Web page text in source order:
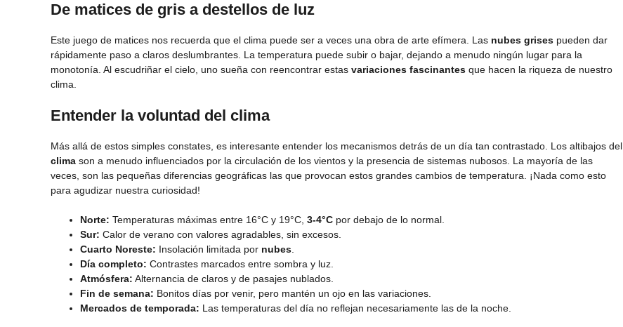
De matices de gris a destellos de luz
Este juego de matices nos recuerda que el clima puede ser a veces una obra de arte efímera. Las nubes grises pueden dar
rápidamente paso a claros deslumbrantes. La temperatura puede subir o bajar, dejando a menudo ningún lugar para la
monotonía. Al escudriñar el cielo, uno sueña con reencontrar estas variaciones fascinantes que hacen la riqueza de nuestro
clima.
Entender la voluntad del clima
Más allá de estos simples constates, es interesante entender los mecanismos detrás de un día tan contrastado. Los altibajos del
clima son a menudo influenciados por la circulación de los vientos y la presencia de sistemas nubosos. La mayoría de las
veces, son las pequeñas diferencias geográficas las que provocan estos grandes cambios de temperatura. ¡Nada como esto
para agudizar nuestra curiosidad!
Norte: Temperaturas máximas entre 16°C y 19°C, 3-4°C por debajo de lo normal.
Sur: Calor de verano con valores agradables, sin excesos.
Cuarto Noreste: Insolación limitada por nubes.
Día completo: Contrastes marcados entre sombra y luz.
Atmósfera: Alternancia de claros y de pasajes nublados.
Fin de semana: Bonitos días por venir, pero mantén un ojo en las variaciones.
Mercados de temporada: Las temperaturas del día no reflejan necesariamente las de la noche.